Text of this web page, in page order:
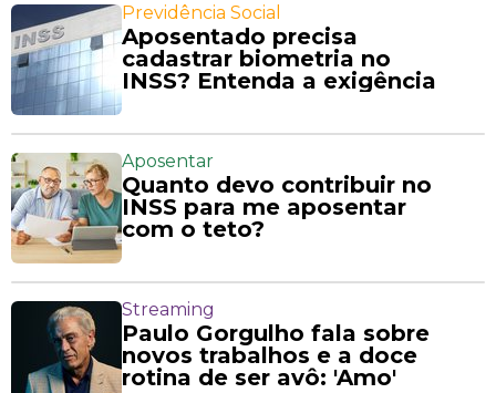
Previdência Social
Aposentado precisa
cadastrar biometria no
INSS? Entenda a exigência
Aposentar
Quanto devo contribuir no
INSS para me aposentar
com o teto?
Streaming
Paulo Gorgulho fala sobre
novos trabalhos e a doce
rotina de ser avô: 'Amo'